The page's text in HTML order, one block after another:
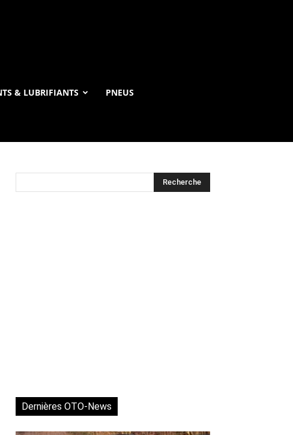
& LUBRIFIANTS PNEUS
Dernières OTO-News